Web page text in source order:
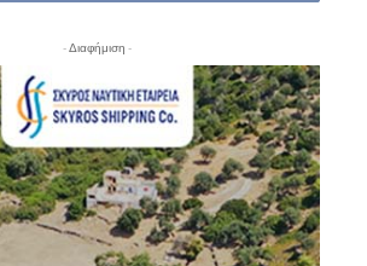
- Διαφήμιση -